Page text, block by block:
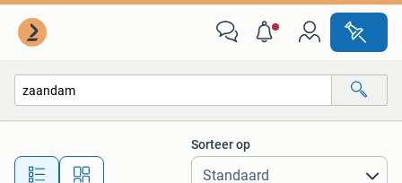
Alle afstanden…
Sorteer op